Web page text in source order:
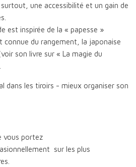
une accessibilité et un gain de
est inspirée de la « papesse »
connue du rangement, la japonaise
son livre sur « La magie du
vous portez
sur les plus